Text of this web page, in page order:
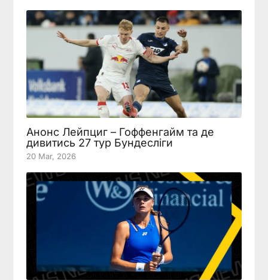
Анонс Лейпциг – Гоффенгайм та де
дивитись 27 тур Бундесліги
20 Mar, 2026